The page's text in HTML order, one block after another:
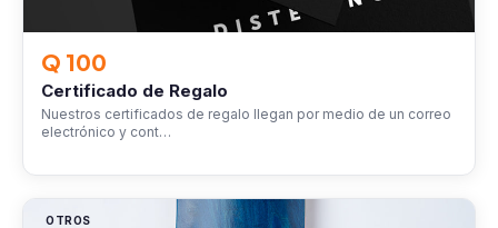
Q 100
Certificado de Regalo
Nuestros certificados de regalo llegan por medio de un correo
electrónico y cont…
OTROS